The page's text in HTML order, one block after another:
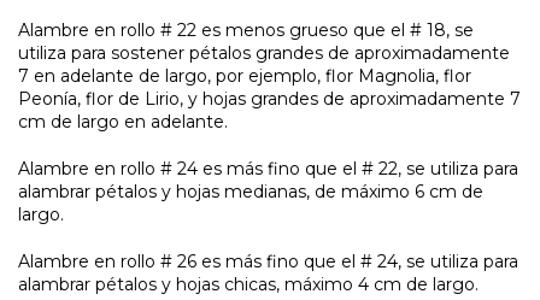
Alambre en rollo # 22 es menos grueso que el # 18, se
utiliza para sostener pétalos grandes de aproximadamente
7 en adelante de largo, por ejemplo, flor Magnolia, flor
Peonía, flor de Lirio, y hojas grandes de aproximadamente 7
cm de largo en adelante.
Alambre en rollo # 24 es más fino que el # 22, se utiliza para
alambrar pétalos y hojas medianas, de máximo 6 cm de
largo.
Alambre en rollo # 26 es más fino que el # 24, se utiliza para
alambrar pétalos y hojas chicas, máximo 4 cm de largo.